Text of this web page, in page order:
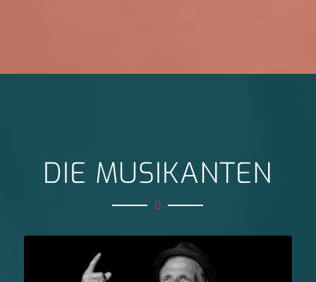
DIE MUSIKANTEN